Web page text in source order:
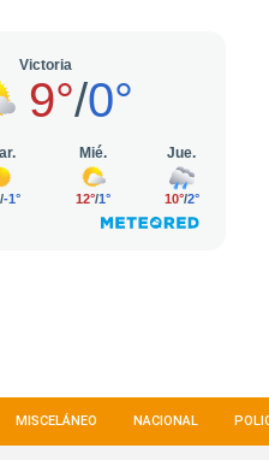
MISCELÁNEO NACIONAL